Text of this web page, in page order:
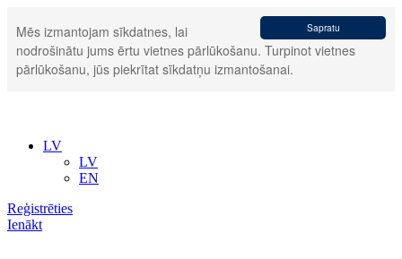
Sapratu
Mēs izmantojam sīkdatnes, lai
nodrošinātu jums ērtu vietnes pārlūkošanu. Turpinot vietnes
pārlūkošanu, jūs piekrītat sīkdatņu izmantošanai.
LV
LV
EN
Reģistrēties
Ienākt